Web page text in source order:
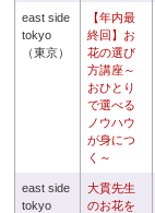
east side
tokyo
（東京）
【年内最
終回】お
花の選び
方講座～
おひとり
で選べる
ノウハウ
が身につ
く～
east side
tokyo
大貫先生
のお花を